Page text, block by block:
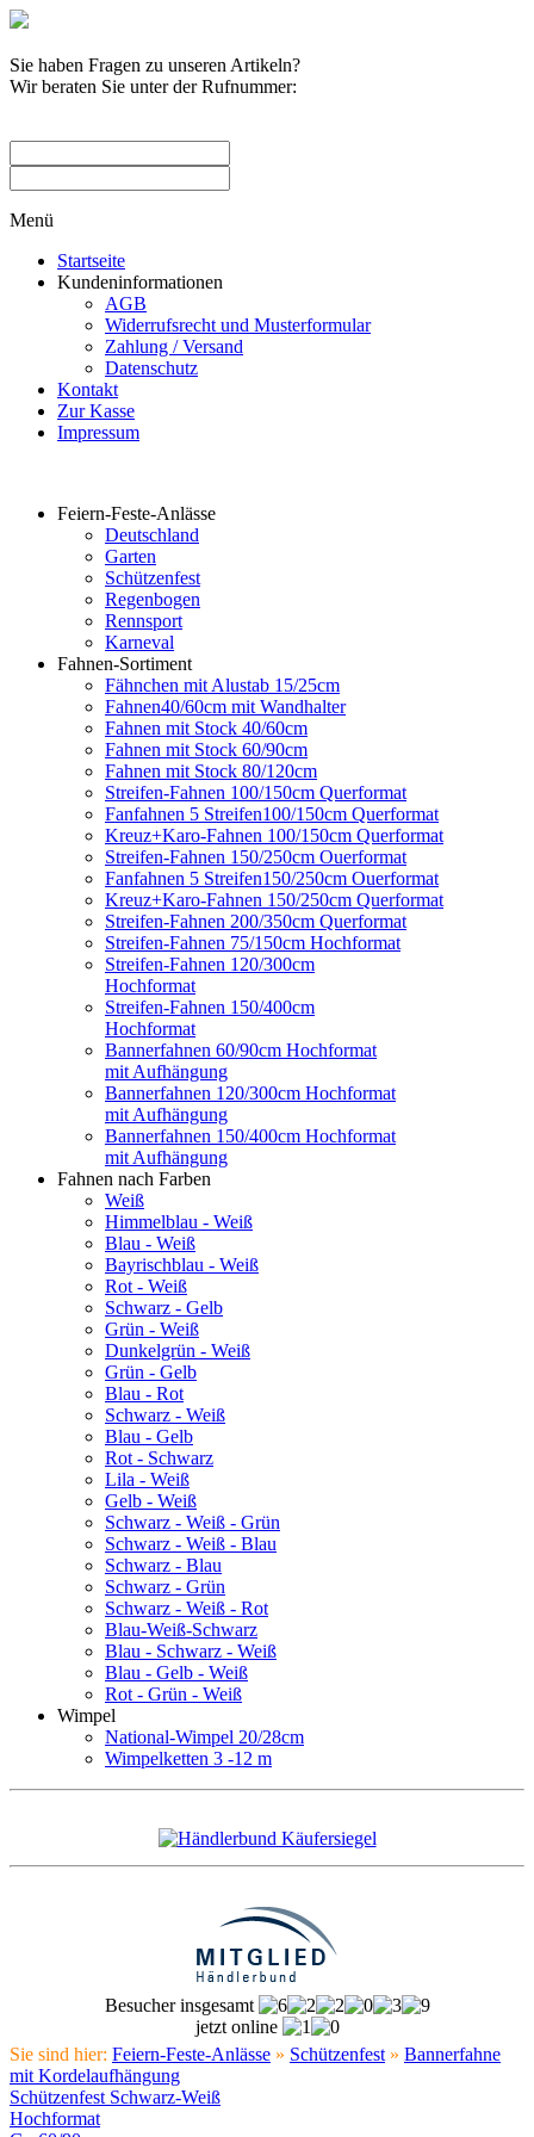
Sie haben Fragen zu unseren Artikeln?
Wir beraten Sie unter der Rufnummer:
Menü
Startseite
Kundeninformationen
AGB
Widerrufsrecht und Musterformular
Zahlung / Versand
Datenschutz
Kontakt
Zur Kasse
Impressum
Feiern-Feste-Anlässe
Deutschland
Garten
Schützenfest
Regenbogen
Rennsport
Karneval
Fahnen-Sortiment
Fähnchen mit Alustab 15/25cm
Fahnen40/60cm mit Wandhalter
Fahnen mit Stock 40/60cm
Fahnen mit Stock 60/90cm
Fahnen mit Stock 80/120cm
Streifen-Fahnen 100/150cm Querformat
Fanfahnen 5 Streifen100/150cm Querformat
Kreuz+Karo-Fahnen 100/150cm Querformat
Streifen-Fahnen 150/250cm Ouerformat
Fanfahnen 5 Streifen150/250cm Ouerformat
Kreuz+Karo-Fahnen 150/250cm Querformat
Streifen-Fahnen 200/350cm Querformat
Streifen-Fahnen 75/150cm Hochformat
Streifen-Fahnen 120/300cm
Hochformat
Streifen-Fahnen 150/400cm
Hochformat
Bannerfahnen 60/90cm Hochformat
mit Aufhängung
Bannerfahnen 120/300cm Hochformat
mit Aufhängung
Bannerfahnen 150/400cm Hochformat
mit Aufhängung
Fahnen nach Farben
Weiß
Himmelblau - Weiß
Blau - Weiß
Bayrischblau - Weiß
Rot - Weiß
Schwarz - Gelb
Grün - Weiß
Dunkelgrün - Weiß
Grün - Gelb
Blau - Rot
Schwarz - Weiß
Blau - Gelb
Rot - Schwarz
Lila - Weiß
Gelb - Weiß
Schwarz - Weiß - Grün
Schwarz - Weiß - Blau
Schwarz - Blau
Schwarz - Grün
Schwarz - Weiß - Rot
Blau-Weiß-Schwarz
Blau - Schwarz - Weiß
Blau - Gelb - Weiß
Rot - Grün - Weiß
Wimpel
National-Wimpel 20/28cm
Wimpelketten 3 -12 m
Besucher insgesamt
jetzt online
Sie sind hier: Feiern-Feste-Anlässe » Schützenfest » Bannerfahne
mit Kordelaufhängung
Schützenfest Schwarz-Weiß
Hochformat